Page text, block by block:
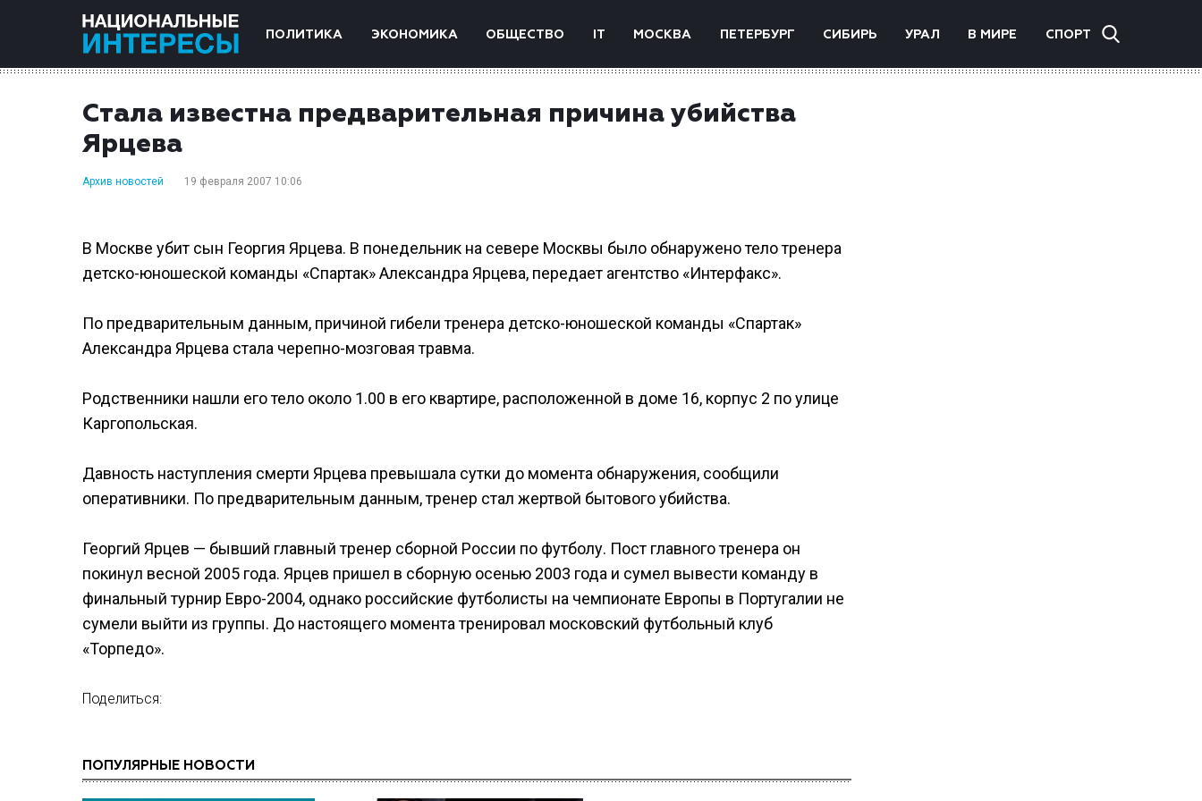
ПОЛИТИКА ЭКОНОМИКА ОБЩЕСТВО IT МОСКВА ПЕТЕРБУРГ СИБИРЬ УРАЛ В МИРЕ СПОРТ
Стала известна предварительная причина убийства
Ярцева
Архив новостей 19 февраля 2007 10:06
В Москве убит сын Георгия Ярцева. В понедельник на севере Москвы было обнаружено тело тренера
детско-юношеской команды «Спартак» Александра Ярцева, передает агентство «Интерфакс».
По предварительным данным, причиной гибели тренера детско-юношеской команды «Спартак»
Александра Ярцева стала черепно-мозговая травма.
Родственники нашли его тело около 1.00 в его квартире, расположенной в доме 16, корпус 2 по улице
Каргопольская.
Давность наступления смерти Ярцева превышала сутки до момента обнаружения, сообщили
оперативники. По предварительным данным, тренер стал жертвой бытового убийства.
Георгий Ярцев — бывший главный тренер сборной России по футболу. Пост главного тренера он
покинул весной 2005 года. Ярцев пришел в сборную осенью 2003 года и сумел вывести команду в
финальный турнир Евро-2004, однако российские футболисты на чемпионате Европы в Португалии не
сумели выйти из группы. До настоящего момента тренировал московский футбольный клуб
«Торпедо».
Поделиться:
ПОПУЛЯРНЫЕ НОВОСТИ